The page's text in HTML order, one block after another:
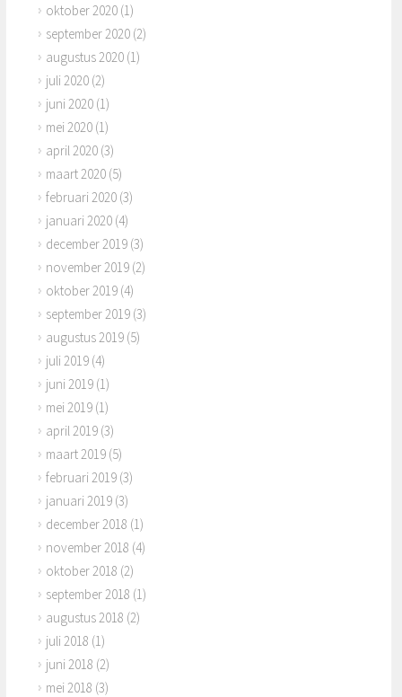
oktober 2020 (1)
september 2020 (2)
augustus 2020 (1)
juli 2020 (2)
juni 2020 (1)
mei 2020 (1)
april 2020 (3)
maart 2020 (5)
februari 2020 (3)
januari 2020 (4)
december 2019 (3)
november 2019 (2)
oktober 2019 (4)
september 2019 (3)
augustus 2019 (5)
juli 2019 (4)
juni 2019 (1)
mei 2019 (1)
april 2019 (3)
maart 2019 (5)
februari 2019 (3)
januari 2019 (3)
december 2018 (1)
november 2018 (4)
oktober 2018 (2)
september 2018 (1)
augustus 2018 (2)
juli 2018 (1)
juni 2018 (2)
mei 2018 (3)